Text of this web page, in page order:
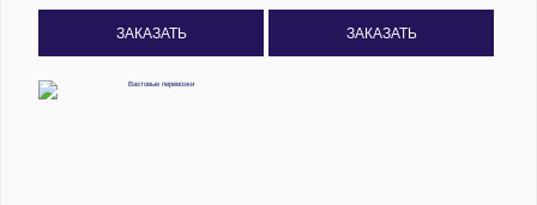
ЗАКАЗАТЬ ЗАКАЗАТЬ